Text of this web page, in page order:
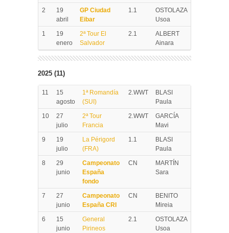
2
19
abril
GP Ciudad
Eibar
1.1
OSTOLAZA
Usoa
1
19
enero
2ª Tour El
Salvador
2.1
ALBERT
Ainara
2025 (11)
11
15
agosto
1ª Romandía
(SUI)
2.WWT
BLASI
Paula
10
27
julio
2ª Tour
Francia
2.WWT
GARCÍA
Mavi
9
19
julio
La Périgord
(FRA)
1.1
BLASI
Paula
8
29
junio
Campeonato
España
fondo
CN
MARTÍN
Sara
7
27
junio
Campeonato
España CRI
CN
BENITO
Mireia
6
15
junio
General
Pirineos
2.1
OSTOLAZA
Usoa